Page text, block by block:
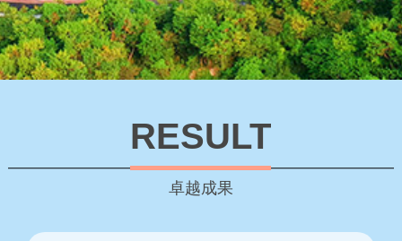
RESULT
卓越成果